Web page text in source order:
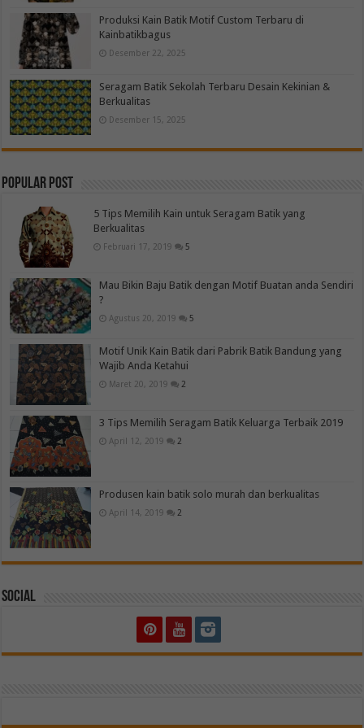
Produksi Kain Batik Motif Custom Terbaru di
Kainbatikbagus
Desember 22, 2025
Seragam Batik Sekolah Terbaru Desain Kekinian &
Berkualitas
Desember 15, 2025
Popular Post
5 Tips Memilih Kain untuk Seragam Batik yang
Berkualitas
Februari 17, 2019 5
Mau Bikin Baju Batik dengan Motif Buatan anda Sendiri
?
Agustus 20, 2019 5
Motif Unik Kain Batik dari Pabrik Batik Bandung yang
Wajib Anda Ketahui
Maret 20, 2019 2
3 Tips Memilih Seragam Batik Keluarga Terbaik 2019
April 12, 2019 2
Produsen kain batik solo murah dan berkualitas
April 14, 2019 2
Social